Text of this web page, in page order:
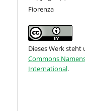
Fiorenza
Dieses Werk steht
Commons
International.